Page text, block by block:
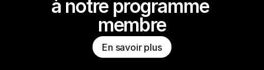
à notre programme
membre
En savoir plus